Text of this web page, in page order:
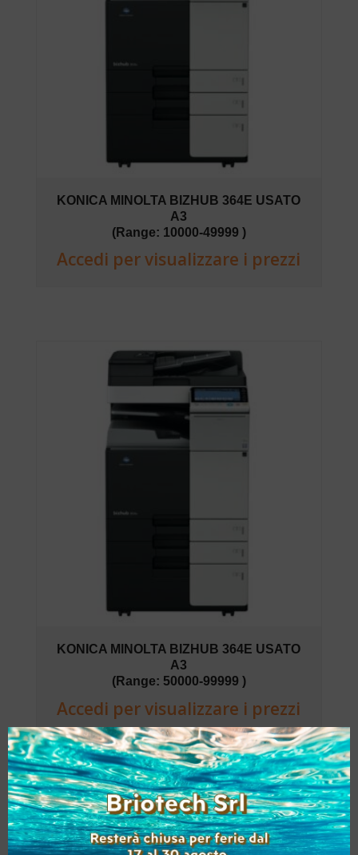
KONICA MINOLTA BIZHUB 364E USATO
A3
(Range: 10000-49999 )
Accedi per visualizzare i prezzi
KONICA MINOLTA BIZHUB 364E USATO
A3
(Range: 50000-99999 )
Accedi per visualizzare i prezzi